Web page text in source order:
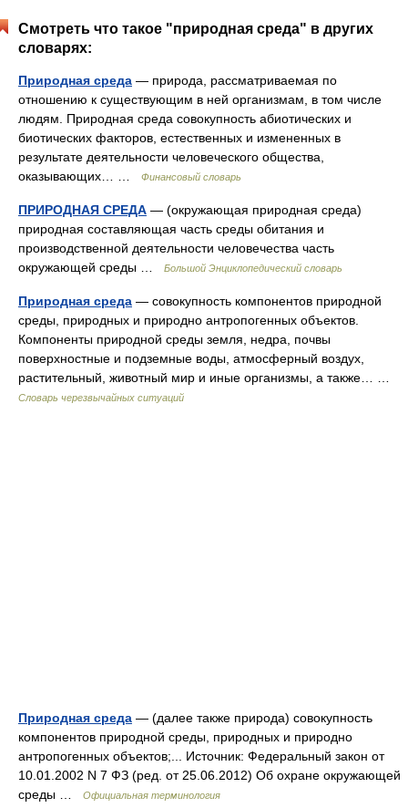
Смотреть что такое "природная среда" в других
словарях:
Природная среда — природа, рассматриваемая по
отношению к существующим в ней организмам, в том числе
людям. Природная среда совокупность абиотических и
биотических факторов, естественных и измененных в
результате деятельности человеческого общества,
оказывающих… …
Финансовый словарь
ПРИРОДНАЯ СРЕДА — (окружающая природная среда)
природная составляющая часть среды обитания и
производственной деятельности человечества часть
окружающей среды …
Большой Энциклопедический словарь
Природная среда — совокупность компонентов природной
среды, природных и природно антропогенных объектов.
Компоненты природной среды земля, недра, почвы
поверхностные и подземные воды, атмосферный воздух,
растительный, животный мир и иные организмы, а также… …
Словарь черезвычайных ситуаций
Природная среда — (далее также природа) совокупность
компонентов природной среды, природных и природно
антропогенных объектов;... Источник: Федеральный закон от
10.01.2002 N 7 ФЗ (ред. от 25.06.2012) Об охране окружающей
среды …
Официальная терминология